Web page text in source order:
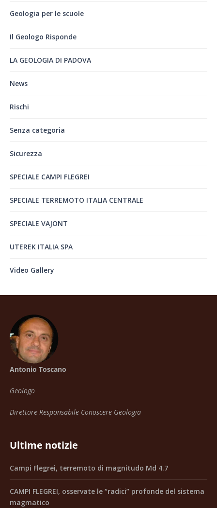
Geologia per le scuole
Il Geologo Risponde
LA GEOLOGIA DI PADOVA
News
Rischi
Senza categoria
Sicurezza
SPECIALE CAMPI FLEGREI
SPECIALE TERREMOTO ITALIA CENTRALE
SPECIALE VAJONT
UTEREK ITALIA SPA
Video Gallery
Antonio Toscano
Geologo
Direttore Responsabile Conoscere Geologia
Ultime notizie
Campi Flegrei, terremoto di magnitudo Md 4.7
CAMPI FLEGREI, osservate le “radici” profonde del sistema
magmatico